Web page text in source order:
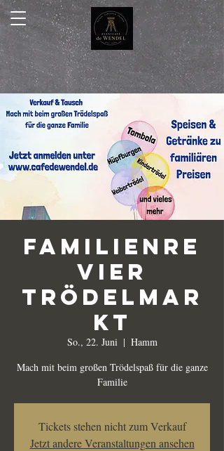
Familienre
vier
Trödelmar
kt
So., 22. Juni
  |
Hamm
Mach mit beim großen Trödelspaß für die ganze
Familie
Tickets stehen nicht zum Verkauf
Jetzt andere Veranstaltungen ansehen